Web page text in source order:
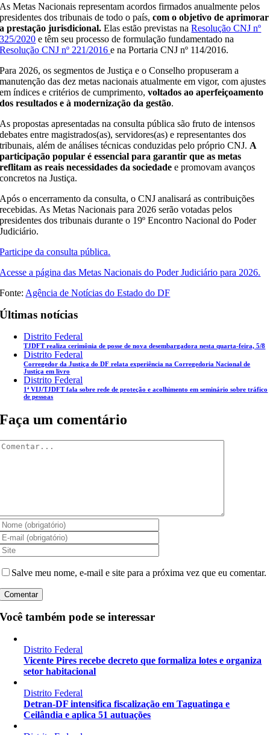
As Metas Nacionais representam acordos firmados anualmente pelos
presidentes dos tribunais de todo o país,com o objetivo de aprimorar
a prestação jurisdicional. Elas estão previstas naResolução CNJ nº
325/2020 e têm seu processo de formulação fundamentado na
Resolução CNJ nº 221/2016e na Portaria CNJ nº 114/2016.
Para 2026, os segmentos de Justiça e o Conselho propuseram a
manutenção das dez metas nacionais atualmente em vigor, com ajustes
em índices e critérios de cumprimento,voltados ao aperfeiçoamento
dos resultados e à modernização da gestão.
As propostas apresentadas na consulta pública são fruto de intensos
debates entre magistrados(as), servidores(as) e representantes dos
tribunais, além de análises técnicas conduzidas pelo próprio CNJ. A
participação popular é essencial para garantir que as metas
reflitam as reais necessidades da sociedade e promovam avanços
concretos na Justiça.
Após o encerramento da consulta, o CNJ analisará as contribuições
recebidas. As Metas Nacionais para 2026 serão votadas pelos
presidentes dos tribunais durante o 19º Encontro Nacional do Poder
Judiciário.
Participe da consulta pública.
Acesse a página das Metas Nacionais do Poder Judiciário para 2026.
Fonte: Agência de Notícias do Estado do DF
Últimas notícias
Distrito Federal
TJDFT realiza cerimônia de posse de nova desembargadora nesta quarta-feira, 5/8
Distrito Federal
Corregedor da Justiça do DF relata experiência na Corregedoria Nacional de
Justiça em livro
Distrito Federal
1ª VIJ/TJDFT fala sobre rede de proteção e acolhimento em seminário sobre tráfico
de pessoas
Faça um comentário
Salve meu nome, e-mail e site para a próxima vez que eu comentar.
Você também pode se interessar
Distrito Federal
Vicente Pires recebe decreto que formaliza lotes e organiza
setor habitacional
Distrito Federal
Detran-DF intensifica fiscalização em Taguatinga e
Ceilândia e aplica 51 autuações